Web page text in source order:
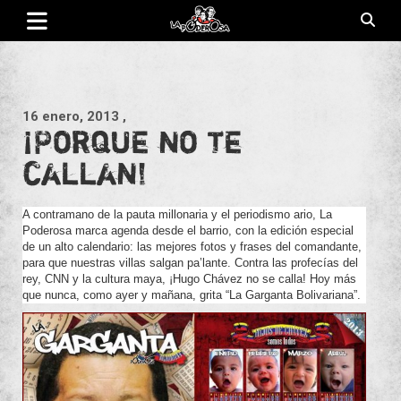
Saltar
contenido
16 enero, 2013 ,
¡Porque no te
callan!
A contramano de la pauta millonaria y el periodismo ario, La
Poderosa marca agenda desde el barrio, con la edición especial
de un alto calendario: las mejores fotos y frases del comandante,
para que nuestras villas salgan pa’lante. Contra las profecías del
rey, CNN y la cultura maya, ¡Hugo Chávez no se calla! Hoy más
que nunca, como ayer y mañana, grita “La Garganta Bolivariana”.